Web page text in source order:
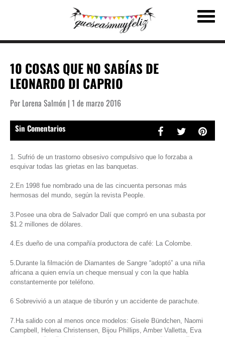
10 COSAS QUE NO SABÍAS DE
LEONARDO DI CAPRIO
Por Lorena Salmón | 1 de marzo 2016
Sin Comentarios
1. Sufrió de un trastorno obsesivo compulsivo que lo forzaba a
esquivar todas las grietas en las banquetas.
2.En 1998 fue nombrado una de las cincuenta personas más
hermosas del mundo, según la revista People.
3.Posee una obra de Salvador Dalí que compró en una subasta por
$1.2 millones de dólares.
4.Es dueño de una compañía productora de café: La Colombe.
5.Durante la filmación de Diamantes de Sangre “adoptó” a una niña
africana a quien envía un cheque mensual y con la que habla
constantemente por teléfono.
6 Sobrevivió a un ataque de tiburón y un accidente de parachute.
7.Ha salido con al menos once modelos: Gisele Bündchen, Naomi
Campbell, Helena Christensen, Bijou Phillips, Amber Valletta, Eva